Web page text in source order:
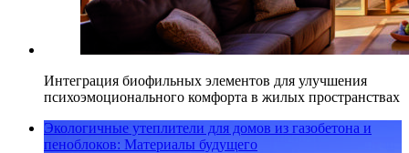
Интеграция биофильных элементов для улучшения
психоэмоционального комфорта в жилых пространствах
Экологичные утеплители для домов из газобетона и
пеноблоков: Материалы будущего